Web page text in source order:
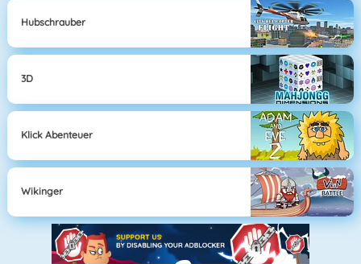
Hubschrauber
3D
Klick Abenteuer
Wikinger